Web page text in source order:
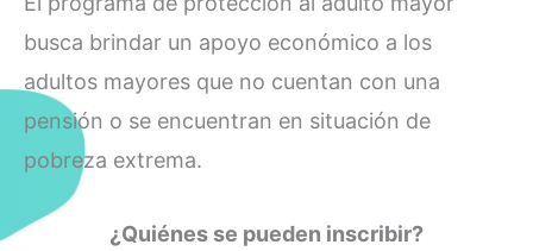
busca brindar un apoyo económico a los
adultos mayores que no cuentan con una
pensión o se encuentran en situación de
pobreza extrema.
¿Quiénes se pueden inscribir?